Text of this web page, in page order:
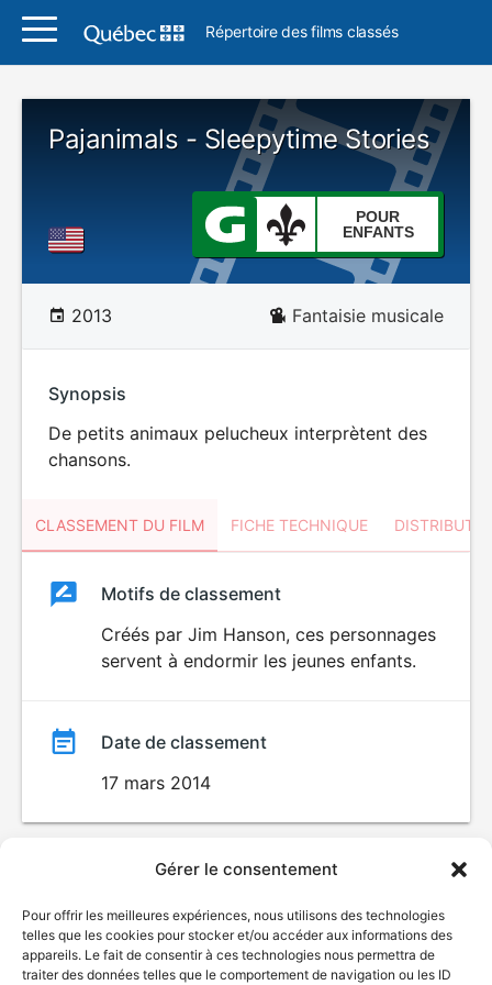
Gérer le consentement
Pour offrir les meilleures expériences, nous utilisons des technologies
telles que les cookies pour stocker et/ou accéder aux informations des
appareils. Le fait de consentir à ces technologies nous permettra de
traiter des données telles que le comportement de navigation ou les ID
Répertoire des films classés
Pajanimals - Sleepytime Stories
POUR
ENFANTS
2013 Fantaisie musicale
Synopsis
De petits animaux pelucheux interprètent des
chansons.
CLASSEMENT DU FILM FICHE TECHNIQUE
ClassementClassement
POUR
ENFANTS
Motifs de classement
Créés par Jim Hanson, ces personnages
servent à endormir les jeunes enfants.
Date de classement
17 mars 2014